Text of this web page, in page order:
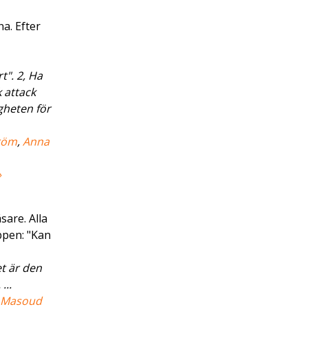
Efter
2, Ha
attack
för
,Anna
Alla
"Kan
är den
Masoud